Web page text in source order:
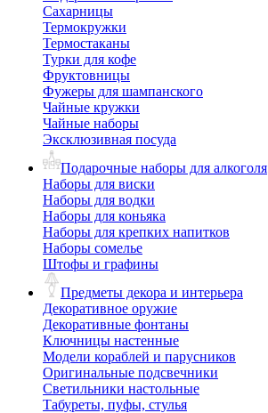
Сахарницы
Термокружки
Термостаканы
Турки для кофе
Фруктовницы
Фужеры для шампанского
Чайные кружки
Чайные наборы
Эксклюзивная посуда
Подарочные наборы для алкоголя
Наборы для виски
Наборы для водки
Наборы для коньяка
Наборы для крепких напитков
Наборы сомелье
Штофы и графины
Предметы декора и интерьера
Декоративное оружие
Декоративные фонтаны
Ключницы настенные
Модели кораблей и парусников
Оригинальные подсвечники
Светильники настольные
Табуреты, пуфы, стулья